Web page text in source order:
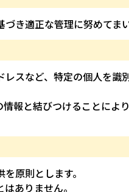
き適正な管理に努めてまい
スなど、特定の個人を識
報と結びつけることによ
原則とします。
ありません。